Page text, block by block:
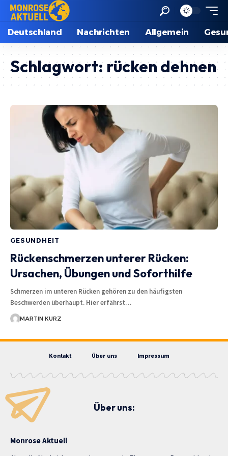
Deutschland Nachrichten Allgemein
Schlagwort: rücken dehnen
GESUNDHEIT
Rückenschmerzen unterer Rücken:
Ursachen, Übungen und Soforthilfe
Schmerzen im unteren Rücken gehören zu den häufigsten
Beschwerden überhaupt. Hier erfährst…
MARTIN KURZ
Kontakt Über uns Impressum
Über uns:
Monrose Aktuell